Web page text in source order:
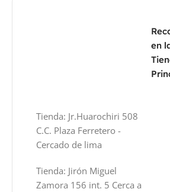
en
Tienda: Jr.Huarochiri 508
C.C. Plaza Ferretero -
Cercado de lima
Tienda: Jirón Miguel
Zamora 156 int. 5 Cerca a